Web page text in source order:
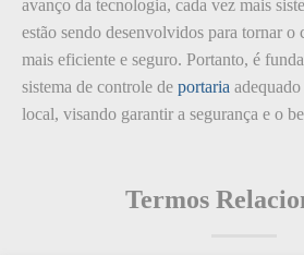
avanço da tecnologia, cada vez mais
estão sendo desenvolvidos para tornar o
mais eficiente e seguro. Portanto, é
sistema de controle de portaria adequado
local, visando garantir a segurança e o
Termos